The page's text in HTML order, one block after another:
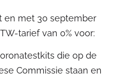
en met 30 september
tarief van 0% voor:
die op de
Commissie staan en